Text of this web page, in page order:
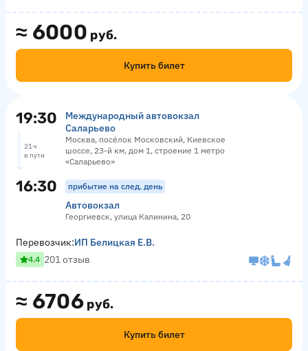
≈ 6000 руб.
Купить билет
19:30
Международный автовокзал
Саларьево
Москва, посёлок Московский, Киевское
шоссе, 23-й км, дом 1, строение 1 метро
«Саларьево»
21 ч
в пути
16:30 прибытие на след. день
Автовокзал
Георгиевск, улица Калинина, 20
≈ 6706 руб.
Купить билет
Перевозчик:ИП Белицкая Е.В.
4.4 201 отзыв